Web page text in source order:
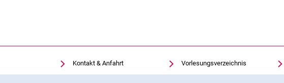
Kontakt & Anfahrt
Einrichtungen suchen
Vorlesungsverzeichnis
Uni-Bibliothek